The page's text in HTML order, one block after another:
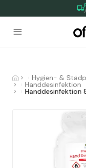
Hygien- &
Handdesinfektion
Handdesinfektion